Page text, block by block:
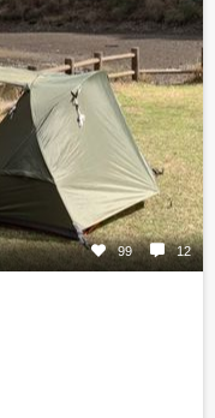
99 12